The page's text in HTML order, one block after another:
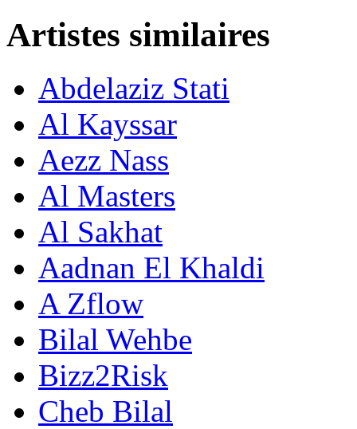
Artistes similaires
Abdelaziz Stati
Al Kayssar
Aezz Nass
Al Masters
Al Sakhat
Aadnan El Khaldi
A Zflow
Bilal Wehbe
Bizz2Risk
Cheb Bilal